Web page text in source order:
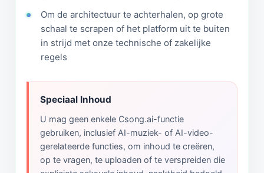
Om de architectuur te achterhalen, op grote
schaal te scrapen of het platform uit te buiten
in strijd met onze technische of zakelijke
regels
Speciaal Inhoud
U mag geen enkele Csong.ai-functie
gebruiken, inclusief AI-muziek- of AI-video-
gerelateerde functies, om inhoud te creëren,
op te vragen, te uploaden of te verspreiden die